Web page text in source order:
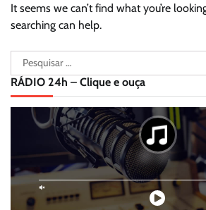
It seems we can’t find what you’re
searching can help.
Pesquisar
por:
RÁDIO 24h – Clique e ouça